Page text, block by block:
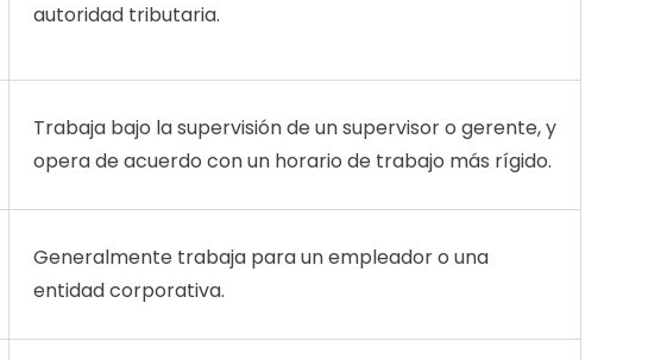
autoridad tributaria.
Trabaja bajo la supervisión de un supervisor o gerente, y
opera de acuerdo con un horario de trabajo más rígido.
Generalmente trabaja para un empleador o una
entidad corporativa.